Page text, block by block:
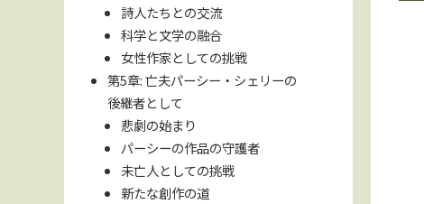
詩人たちとの交流
科学と文学の融合
女性作家としての挑戦
第5章: 亡夫パーシー・シェリーの
後継者として
悲劇の始まり
パーシーの作品の守護者
未亡人としての挑戦
新たな創作の道